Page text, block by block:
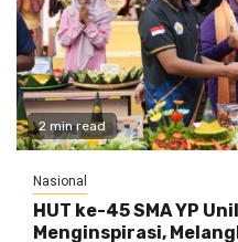
2 min read
Nasional
HUT ke-45 SMA YP
Menginspirasi,